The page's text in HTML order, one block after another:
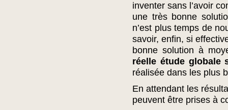
inventer sans l’avoir
une très bonne
n’est plus temps de
savoir, enfin, si
bonne solution à
réelle étude globale
réalisée dans les plus
En attendant les
peuvent être prises à